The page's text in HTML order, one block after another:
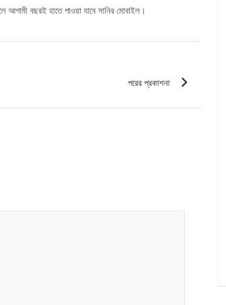
বছরই হাতে পাওয়া যাবে সানির মোবাইল।
পরের প্রকাশনা